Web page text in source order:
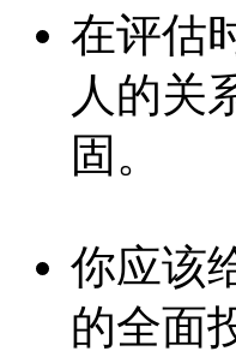
在评估
人的关
固。
你应该
的全面